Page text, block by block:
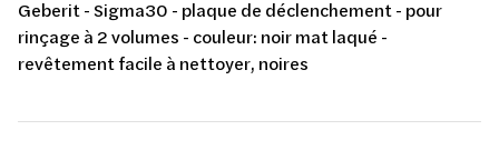
Geberit - Sigma30 - plaque de déclenchement - pour
rinçage à 2 volumes - couleur: noir mat laqué -
revêtement facile à nettoyer, noires